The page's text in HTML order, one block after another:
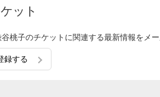
ット
桃子のチケットに関連する最新情報をメー
録する